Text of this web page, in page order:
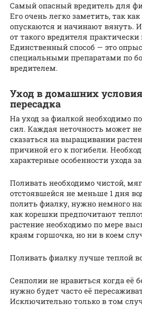
Самый опасный вредитель для
Его очень легко заметить, так
опускаются и начинают вянуть.
от такого вредителя практически
Единственный способ — это
специальными препаратами по
вредителем.
Уход в домашних
пересадка
На уход за фиалкой необходимо
сил. Каждая неточность может
сказаться на выращивании
причиной его к погибели.
характерные особенности ухода
Поливать необходимо чистой,
отстоявшейся не меньше 1 дня
полить фиалку, нужно немного
как корешки предпочитают
растение необходимо по мере
краям горшочка, но ни в коем
Поливать фиалку лучше теплой
Сенполии не нравиться когда её
нужно будет часто её
Исключительно только в том